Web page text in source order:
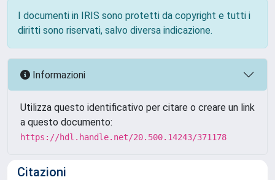
I documenti in IRIS sono protetti da copyright e tutti i
diritti sono riservati, salvo diversa indicazione.
Informazioni
Utilizza questo identificativo per citare o creare un link
a questo documento:
https://hdl.handle.net/20.500.14243/371178
Citazioni